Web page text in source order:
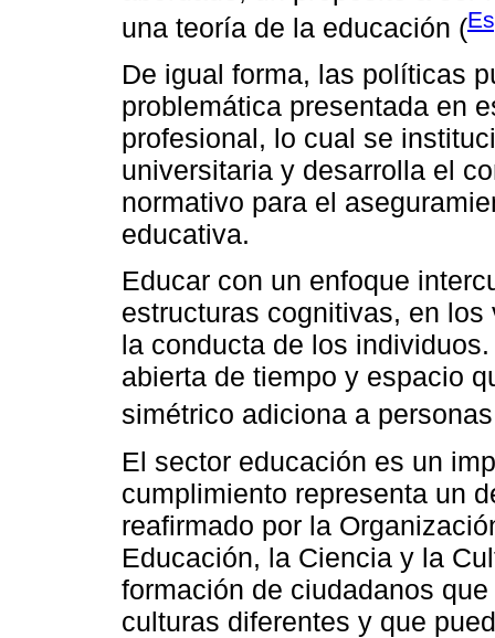
una teoría de la educación (
De igual forma, las políticas
problemática presentada en
profesional, lo cual se
universitaria y desarrolla el
normativo para el
educativa.
Educar con un enfoque
estructuras cognitivas, en
la conducta de los
abierta de tiempo y espacio
simétrico adiciona a
El sector educación es un
cumplimiento representa un
reafirmado por la
Educación, la Ciencia y la
formación de ciudadanos
culturas diferentes y que